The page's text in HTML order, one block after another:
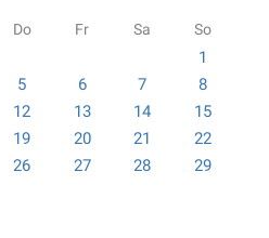
Do Fr Sa So
1
5 6 7
8
12 13 14
15
19 20 21
22
26 27 28
29